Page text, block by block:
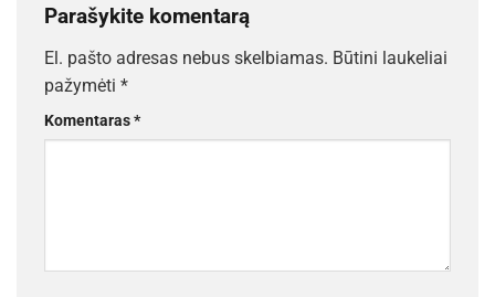
Parašykite komentarą
El. pašto adresas nebus skelbiamas. Būtini laukeliai
pažymėti *
Komentaras*